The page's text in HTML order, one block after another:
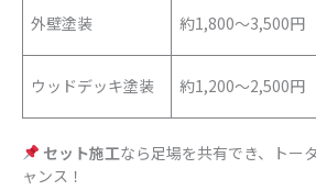
外壁塗装 約1,800〜3,500円
ウッドデッキ塗装 約1,200〜2,500円
セット施工なら足場を共有でき、トー
ャンス！